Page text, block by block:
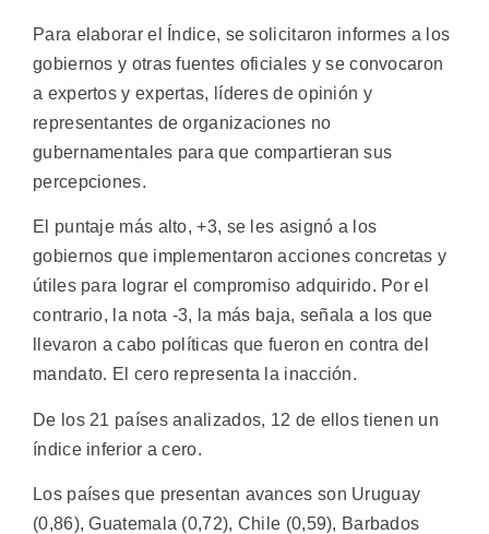
Para elaborar el Índice, se solicitaron informes a los
gobiernos y otras fuentes oficiales y se convocaron
a expertos y expertas, líderes de opinión y
representantes de organizaciones no
gubernamentales para que compartieran sus
percepciones.
El puntaje más alto, +3, se les asignó a los
gobiernos que implementaron acciones concretas y
útiles para lograr el compromiso adquirido. Por el
contrario, la nota -3, la más baja, señala a los que
llevaron a cabo políticas que fueron en contra del
mandato. El cero representa la inacción.
De los 21 países analizados, 12 de ellos tienen un
índice inferior a cero.
Los países que presentan avances son Uruguay
(0,86), Guatemala (0,72), Chile (0,59), Barbados